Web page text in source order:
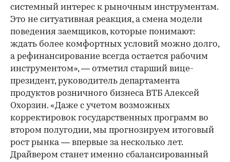
системный интерес к рыночным инструментам.
Это не ситуативная реакция, а смена модели
поведения заемщиков, которые понимают:
ждать более комфортных условий можно долго,
а рефинансирование всегда остается рабочим
инструментом», — отметил старший вице-
президент, руководитель департамента
продуктов розничного бизнеса ВТБ Алексей
Охорзин. «Даже с учетом возможных
корректировок государственных программ во
втором полугодии, мы прогнозируем итоговый
рост рынка — впервые за несколько лет.
Драйвером станет именно сбалансированный